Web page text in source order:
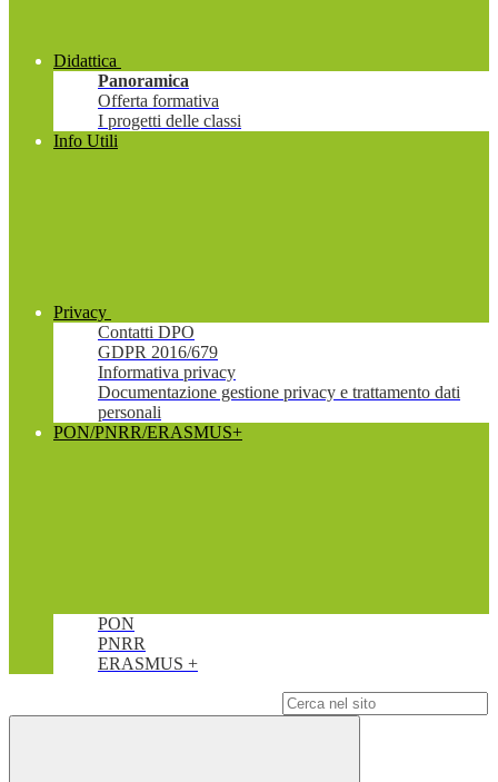
Didattica
Panoramica
Offerta formativa
I progetti delle classi
Info Utili
Privacy
Contatti DPO
GDPR 2016/679
Informativa privacy
Documentazione gestione privacy e trattamento dati
personali
PON/PNRR/ERASMUS+
PON
PNRR
ERASMUS +